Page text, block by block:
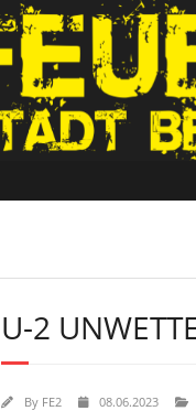
U-2
By FE2 08.06.2023